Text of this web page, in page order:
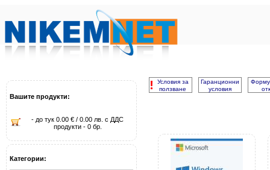
Вашите продукти:
- до тук 0.00 € / 0.00 лв. с ДДС
продукти - 0 бр.
Категории:
!
Условия за
ползване
Гаранционни
условия